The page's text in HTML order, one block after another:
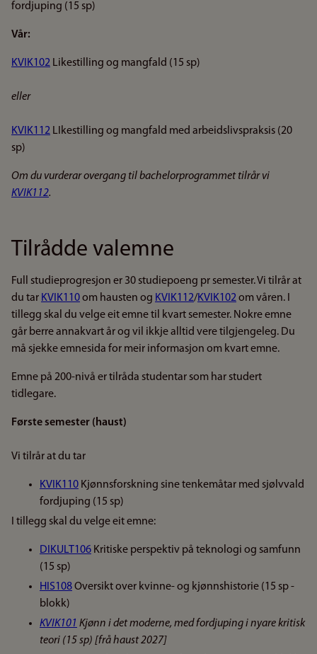
fordjuping (15 sp)
Vår:
KVIK102 Likestilling og mangfald (15 sp)
eller
KVIK112 LIkestilling og mangfald med arbeidslivspraksis (20
sp)
Om du vurderar overgang til bachelorprogrammet tilrår vi
KVIK112.
Tilrådde valemne
Full studieprogresjon er 30 studiepoeng pr semester. Vi tilrår at
du tar KVIK110om hausten og KVIK112/KVIK102om våren. I
tillegg skal du velge eit emne til kvart semester. Nokre emne
går berre annakvart år og vil ikkje alltid vere tilgjengeleg. Du
må sjekke emnesida for meir informasjon om kvart emne.
Emne på 200-nivå er tilråda studentar som har studert
tidlegare.
Første semester (haust)
Vi tilrår at du tar
KVIK110 Kjønnsforskning sine tenkemåtar med sjølvvald
fordjuping (15 sp)
I tillegg skal du velge eit emne:
DIKULT106 Kritiske perspektiv på teknologi og samfunn
(15 sp)
HIS108Oversikt over kvinne- og kjønnshistorie (15 sp -
blokk)
KVIK101 Kjønn i det moderne, med fordjuping i nyare kritisk
teori (15 sp) [frå haust 2027]